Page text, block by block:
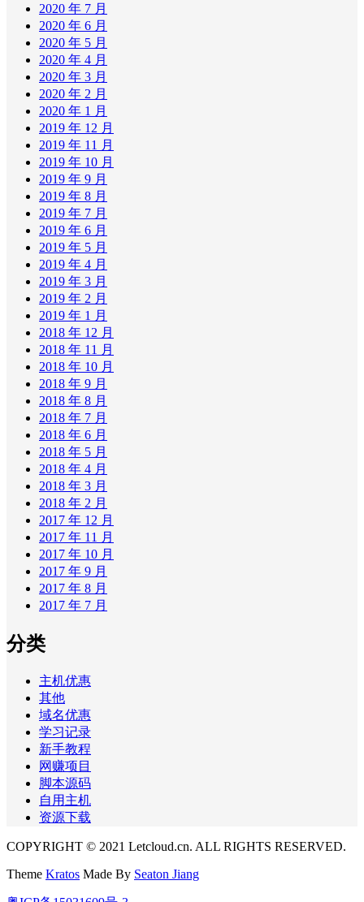
2020 年 7 月
2020 年 6 月
2020 年 5 月
2020 年 4 月
2020 年 3 月
2020 年 2 月
2020 年 1 月
2019 年 12 月
2019 年 11 月
2019 年 10 月
2019 年 9 月
2019 年 8 月
2019 年 7 月
2019 年 6 月
2019 年 5 月
2019 年 4 月
2019 年 3 月
2019 年 2 月
2019 年 1 月
2018 年 12 月
2018 年 11 月
2018 年 10 月
2018 年 9 月
2018 年 8 月
2018 年 7 月
2018 年 6 月
2018 年 5 月
2018 年 4 月
2018 年 3 月
2018 年 2 月
2017 年 12 月
2017 年 11 月
2017 年 10 月
2017 年 9 月
2017 年 8 月
2017 年 7 月
分类
主机优惠
其他
域名优惠
学习记录
新手教程
网赚项目
脚本源码
自用主机
资源下载
COPYRIGHT © 2021 Letcloud.cn. ALL RIGHTS RESERVED.
Theme Kratos Made By Seaton Jiang